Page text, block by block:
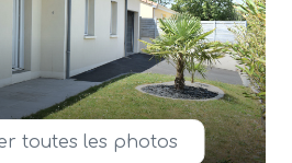
toutes les photos